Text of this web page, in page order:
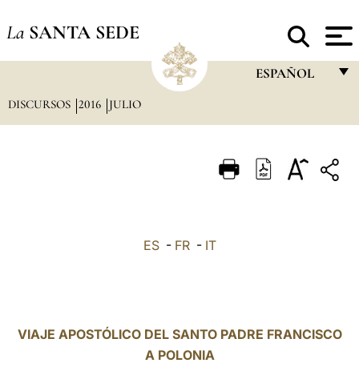
La SANTA SEDE
ESPAÑOL
ITALIANO
DISCURSOS 2016 JULIO
ES- FR- IT
VIAJE APOSTÓLICO DEL SANTO PADRE FRANCISCO
A POLONIA